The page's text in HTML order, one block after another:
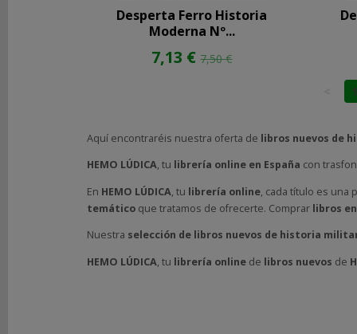
DE
ENVÍO
GRATIS
*
Consultar
Desperta Ferro Historia
Moderna Nº...
7,13 €7,50 €
1
Aquí encontraréis nuestra oferta de libros nuevos de
HEMO LÚDICA, tu librería online en España con
En HEMO LÚDICA, tu librería online, cada título es una
temáticoque tratamos de ofrecerte. Comprarlibros
Nuestra selección de libros nuevos de historia
HEMO LÚDICA, tu librería onlinede libros nuevos de